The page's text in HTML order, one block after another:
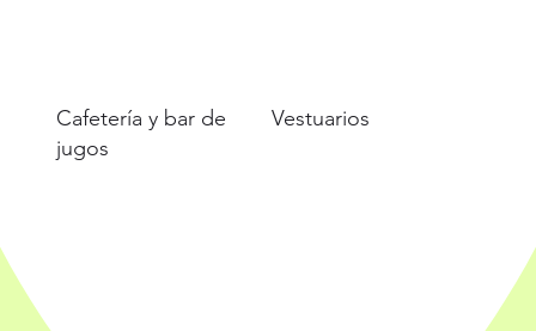
Cafetería y bar de
jugos
Vestuarios